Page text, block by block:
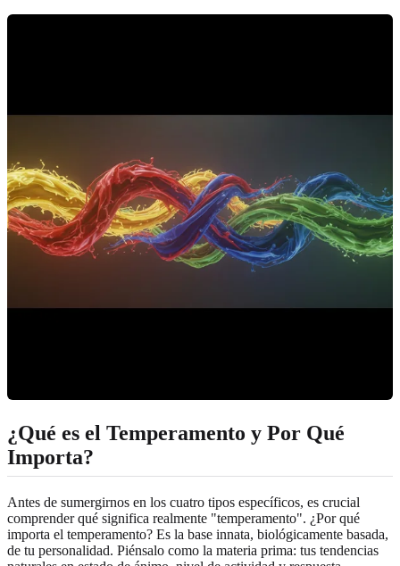
¿Qué es el Temperamento y Por Qué
Importa?
Antes de sumergirnos en los cuatro tipos específicos, es crucial
comprender qué significa realmente "temperamento". ¿Por qué
importa el temperamento? Es la base innata, biológicamente basada,
de tu personalidad. Piénsalo como la materia prima: tus tendencias